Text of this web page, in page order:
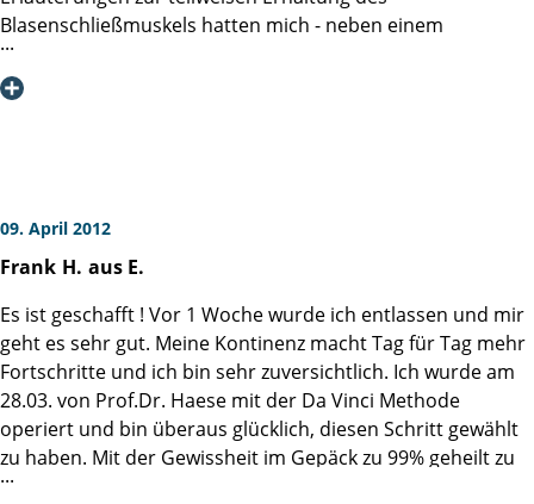
Blasenschließmuskels hatten mich - neben einem
persönlichen Erfahrungsbericht eines Freundes - in meiner
Entscheidung für die Martini-Klinik bestärkt.
Am 6. postoperativen Tag konnte ich die Klinik ohne
Blasenkatheter verlassen. Nach wenigen Tagen konnte ich
auf Slipeinlagen verzichten. Meine Kontinenz ist vollständig
erhalten, in dieser Hinsicht wurden meine Erwartungen
weit übertroffen.
Folgende Punkte möchte ich hervorheben:
- Die ärztliche Betreuung durch Prof. Schlomm war
engmaschig und hochkompetent.
- Das pflegerische Personal wirkte fachlich
09. April 2012
Frank H. aus E.
Es ist geschafft ! Vor 1 Woche wurde ich entlassen und mir
geht es sehr gut. Meine Kontinenz macht Tag für Tag mehr
Fortschritte und ich bin sehr zuversichtlich. Ich wurde am
28.03. von Prof.Dr. Haese mit der Da Vinci Methode
operiert und bin überaus glücklich, diesen Schritt gewählt
zu haben. Mit der Gewissheit im Gepäck zu 99% geheilt zu
sein, kann ich nun zufrieden und beruhigend die